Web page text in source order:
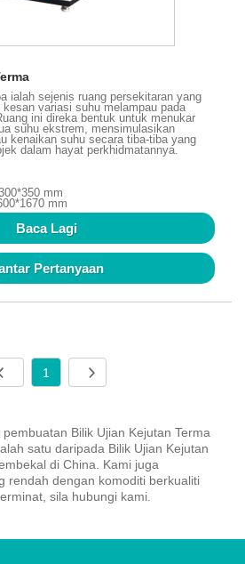
ialah sejenis ruang persekitaran yang
kesan variasi suhu melampau pada
ini direka bentuk untuk menukar
suhu ekstrem, mensimulasikan
kenaikan suhu secara tiba-tiba yang
dalam hayat perkhidmatannya.
mm
mm
Baca Lagi
Pertanyaan
1
Bilik Ujian Kejutan Terma
satu daripada Bilik Ujian Kejutan
di China. Kami juga
rendah dengan komoditi berkualiti
sila hubungi kami.